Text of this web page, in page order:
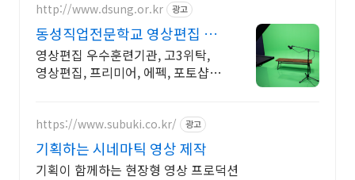
http://www.dsung.or.kr 광고
동성직업전문학교 영상편집 최
신 AI활용 기능 습득
영상편집 우수훈련기관, 고3위탁,
영상편집, 프리미어, 에펙, 포토샵,
실무능력 완성
https://www.subuki.co.kr/ 광고
기획하는 시네마틱 영상 제작
기획이 함께하는 현장형 영상 프로덕션